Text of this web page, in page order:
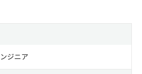
ジニア